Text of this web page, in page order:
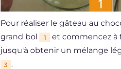
Pour réaliser le gâteau au
grand bol
1
et commencez à
jusqu'à obtenir un mélange
3 .